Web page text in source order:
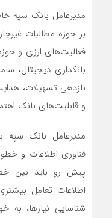
مدیرعامل بانک سپه
بر حوزه مطالبات
فعالیت‌های ارزی و
بانکداری دیجیتال،
بازدهی تسهیلات،
و قابلیت‌های بانک
مدیرعامل بانک سپه
فناوری اطلاعات و
پیش رو باید بین
اطلاعات تعامل
شناسایی نیاز‌ها، به